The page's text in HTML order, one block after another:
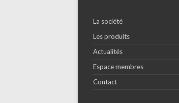
La société
Les produits
Actualités
Espace membres
Contact